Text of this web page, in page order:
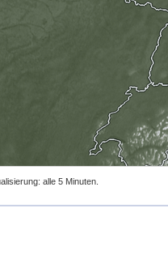
alle 5 Minuten.